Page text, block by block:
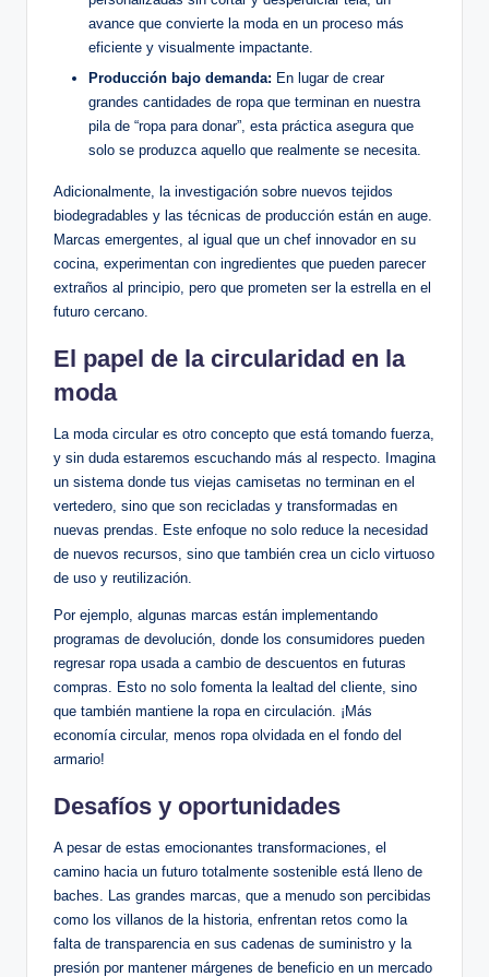
avance que convierte la moda en un proceso más
eficiente y visualmente impactante.
Producción bajo demanda: En lugar de crear
grandes cantidades de ropa que terminan en nuestra
pila de “ropa para donar”, esta práctica asegura que
solo se produzca aquello que realmente se necesita.
Adicionalmente, la investigación sobre nuevos tejidos
biodegradables y las técnicas de producción están en auge.
Marcas emergentes, al igual que un chef innovador en su
cocina, experimentan con ingredientes que pueden parecer
extraños al principio, pero que prometen ser la estrella en el
futuro cercano.
El papel de la circularidad en la
moda
La moda circular es otro concepto que está tomando fuerza,
y sin duda estaremos escuchando más al respecto. Imagina
un sistema donde tus viejas camisetas no terminan en el
vertedero, sino que son recicladas y transformadas en
nuevas prendas. Este enfoque no solo reduce la necesidad
de nuevos recursos, sino que también crea un ciclo virtuoso
de uso y reutilización.
Por ejemplo, algunas marcas están implementando
programas de devolución, donde los consumidores pueden
regresar ropa usada a cambio de descuentos en futuras
compras. Esto no solo fomenta la lealtad del cliente, sino
que también mantiene la ropa en circulación. ¡Más
economía circular, menos ropa olvidada en el fondo del
armario!
Desafíos y oportunidades
A pesar de estas emocionantes transformaciones, el
camino hacia un futuro totalmente sostenible está lleno de
baches. Las grandes marcas, que a menudo son percibidas
como los villanos de la historia, enfrentan retos como la
falta de transparencia en sus cadenas de suministro y la
presión por mantener márgenes de beneficio en un mercado